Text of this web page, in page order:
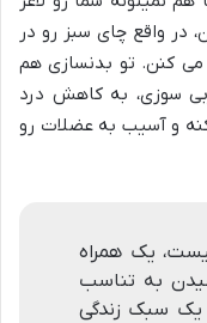
در واقع چای سبز رو در
می کنن. تو بدنسازی هم
سوزی، به کاهش درد
و آسیب به عضلات رو
یک همراه
به تناسب
یک سبک زندگی